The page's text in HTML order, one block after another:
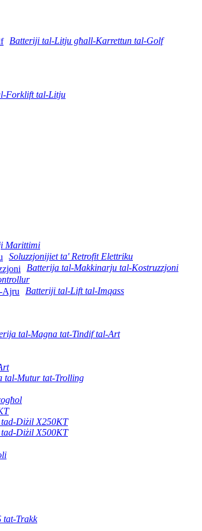
Batteriji tal-Litju għall-Karrettun tal-Golf
Forklift tal-Litju
Marittimi
Soluzzjonijiet ta' Retrofit Elettriku
Batterija tal-Makkinarju tal-Kostruzzjoni
Batteriji tal-Lift tal-Imqass
tal-Magna tat-Tindif tal-Art
tal-Mutur tat-Trolling
Diżil X250KT
Diżil X500KT
tat-Trakk